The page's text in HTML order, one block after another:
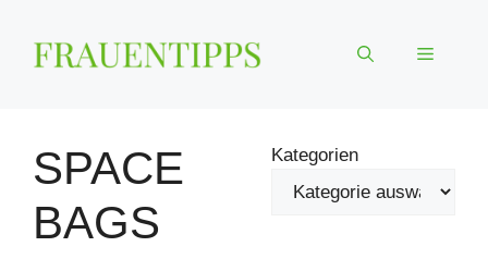
Inhalt
springen
Menü
SPACE
BAGS
Kategorien